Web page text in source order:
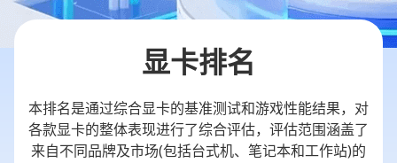
显卡排名
本排名是通过综合显卡的基准测试和游戏性能结果，对
各款显卡的整体表现进行了综合评估，评估范围涵盖了
来自不同品牌及市场(包括台式机、笔记本和工作站)的